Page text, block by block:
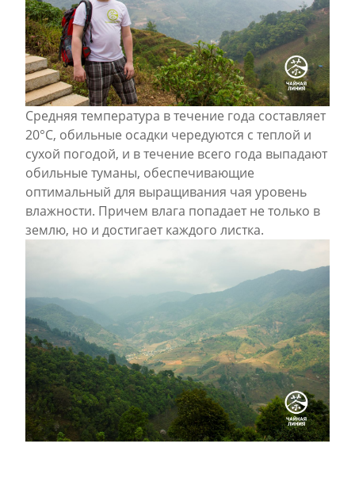
Средняя температура в течение года составляет
20°С, обильные осадки чередуются с теплой и
сухой погодой, и в течение всего года выпадают
обильные туманы, обеспечивающие
оптимальный для выращивания чая уровень
влажности. Причем влага попадает не только в
землю, но и достигает каждого листка.